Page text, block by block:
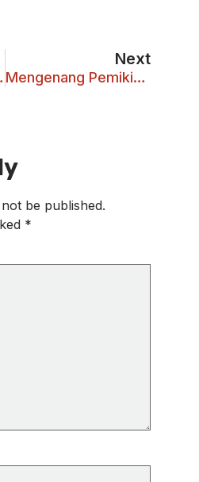
Next
Mengenang Pemikiran Gus Dur: Menegakkan Visi Bernegara Pancasila dari Ancaman Radikalisme
be published.
*